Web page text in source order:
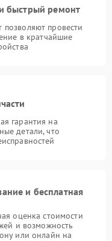
быстрый ремонт
провести
в кратчайшие
гарантия на
детали, что
и бесплатная
оценка стоимости
и возможность
или онлайн на